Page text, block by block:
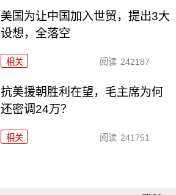
美国为让中国加入世贸，提出3大
设想，全落空
相关 阅读 242187
抗美援朝胜利在望，毛主席为何
还密调24万？
相关 阅读 241751